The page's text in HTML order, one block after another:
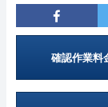
盗聴器・盗撮
ＧＰＳ端末の紹
お問い合わせ・
確認作業料